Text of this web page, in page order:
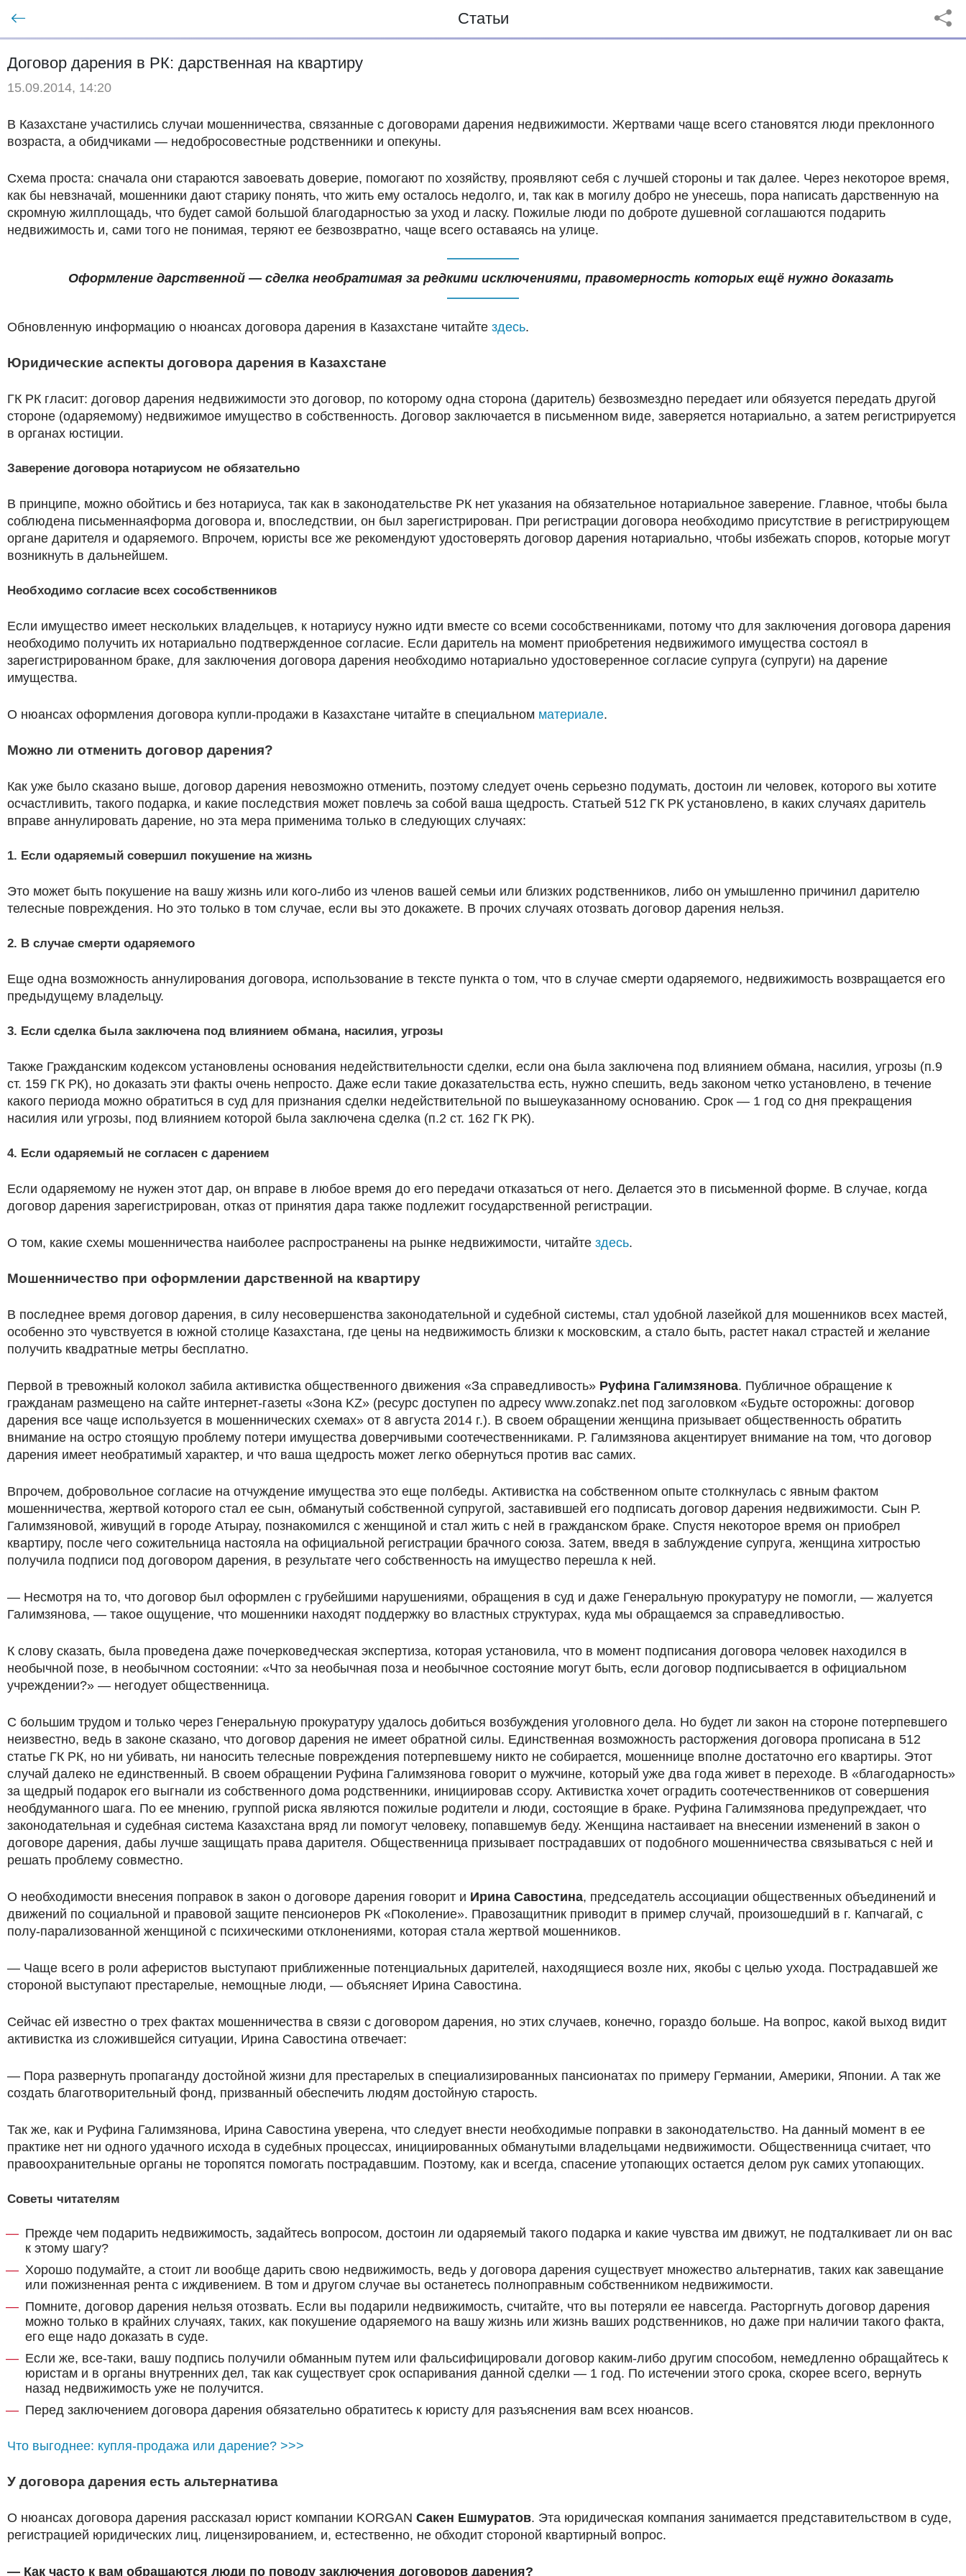
Статьи
Договор дарения в РК: дарственная на квартиру
15.09.2014, 14:20
В Казахстане участились случаи мошенничества, связанные с договорами дарения недвижимости. Жертвами чаще всего становятся люди преклонного
возраста, а обидчиками — недобросовестные родственники и опекуны.
Схема проста: сначала они стараются завоевать доверие, помогают по хозяйству, проявляют себя с лучшей стороны и так далее. Через некоторое время,
как бы невзначай, мошенники дают старику понять, что жить ему осталось недолго, и, так как в могилу добро не унесешь, пора написать дарственную на
скромную жилплощадь, что будет самой большой благодарностью за уход и ласку. Пожилые люди по доброте душевной соглашаются подарить
недвижимость и, сами того не понимая, теряют ее безвозвратно, чаще всего оставаясь на улице.
Оформление дарственной — сделка необратимая за редкими исключениями, правомерность которых ещё нужно доказать
Обновленную информацию о нюансах договора дарения в Казахстане читайте здесь.
Юридические аспекты договора дарения в Казахстане
ГК РК гласит: договор дарения недвижимости это договор, по которому одна сторона (даритель) безвозмездно передает или обязуется передать другой
стороне (одаряемому) недвижимое имущество в собственность. Договор заключается в письменном виде, заверяется нотариально, а затем регистрируется
в органах юстиции.
Заверение договора нотариусом не обязательно
В принципе, можно обойтись и без нотариуса, так как в законодательстве РК нет указания на обязательное нотариальное заверение. Главное, чтобы была
соблюдена письменнаяформа договора и, впоследствии, он был зарегистрирован. При регистрации договора необходимо присутствие в регистрирующем
органе дарителя и одаряемого. Впрочем, юристы все же рекомендуют удостоверять договор дарения нотариально, чтобы избежать споров, которые могут
возникнуть в дальнейшем.
Необходимо согласие всех сособственников
Если имущество имеет нескольких владельцев, к нотариусу нужно идти вместе со всеми сособственниками, потому что для заключения договора дарения
необходимо получить их нотариально подтвержденное согласие. Если даритель на момент приобретения недвижимого имущества состоял в
зарегистрированном браке, для заключения договора дарения необходимо нотариально удостоверенное согласие супруга (супруги) на дарение
имущества.
О нюансах оформления договора купли-продажи в Казахстане читайте в специальном материале.
Можно ли отменить договор дарения?
Как уже было сказано выше, договор дарения невозможно отменить, поэтому следует очень серьезно подумать, достоин ли человек, которого вы хотите
осчастливить, такого подарка, и какие последствия может повлечь за собой ваша щедрость. Статьей 512 ГК РК установлено, в каких случаях даритель
вправе аннулировать дарение, но эта мера применима только в следующих случаях:
1. Если одаряемый совершил покушение на жизнь
Это может быть покушение на вашу жизнь или кого-либо из членов вашей семьи или близких родственников, либо он умышленно причинил дарителю
телесные повреждения. Но это только в том случае, если вы это докажете. В прочих случаях отозвать договор дарения нельзя.
2. В случае смерти одаряемого
Еще одна возможность аннулирования договора, использование в тексте пункта о том, что в случае смерти одаряемого, недвижимость возвращается его
предыдущему владельцу.
3. Если сделка была заключена под влиянием обмана, насилия, угрозы
Также Гражданским кодексом установлены основания недействительности сделки, если она была заключена под влиянием обмана, насилия, угрозы (п.9
ст. 159 ГК РК), но доказать эти факты очень непросто. Даже если такие доказательства есть, нужно спешить, ведь законом четко установлено, в течение
какого периода можно обратиться в суд для признания сделки недействительной по вышеуказанному основанию. Срок — 1 год со дня прекращения
насилия или угрозы, под влиянием которой была заключена сделка (п.2 ст. 162 ГК РК).
4. Если одаряемый не согласен с дарением
Если одаряемому не нужен этот дар, он вправе в любое время до его передачи отказаться от него. Делается это в письменной форме. В случае, когда
договор дарения зарегистрирован, отказ от принятия дара также подлежит государственной регистрации.
О том, какие схемы мошенничества наиболее распространены на рынке недвижимости, читайте здесь.
Мошенничество при оформлении дарственной на квартиру
В последнее время договор дарения, в силу несовершенства законодательной и судебной системы, стал удобной лазейкой для мошенников всех мастей,
особенно это чувствуется в южной столице Казахстана, где цены на недвижимость близки к московским, а стало быть, растет накал страстей и желание
получить квадратные метры бесплатно.
Первой в тревожный колокол забила активистка общественного движения «За справедливость» Руфина Галимзянова. Публичное обращение к
гражданам размещено на сайте интернет-газеты «Зона KZ» (ресурс доступен по адресу www.zonakz.net под заголовком «Будьте осторожны: договор
дарения все чаще используется в мошеннических схемах» от 8 августа 2014 г.). В своем обращении женщина призывает общественность обратить
внимание на остро стоящую проблему потери имущества доверчивыми соотечественниками. Р. Галимзянова акцентирует внимание на том, что договор
дарения имеет необратимый характер, и что ваша щедрость может легко обернуться против вас самих.
Впрочем, добровольное согласие на отчуждение имущества это еще полбеды. Активистка на собственном опыте столкнулась с явным фактом
мошенничества, жертвой которого стал ее сын, обманутый собственной супругой, заставившей его подписать договор дарения недвижимости. Сын Р.
Галимзяновой, живущий в городе Атырау, познакомился с женщиной и стал жить с ней в гражданском браке. Спустя некоторое время он приобрел
квартиру, после чего сожительница настояла на официальной регистрации брачного союза. Затем, введя в заблуждение супруга, женщина хитростью
получила подписи под договором дарения, в результате чего собственность на имущество перешла к ней.
— Несмотря на то, что договор был оформлен с грубейшими нарушениями, обращения в суд и даже Генеральную прокуратуру не помогли, — жалуется
Галимзянова, — такое ощущение, что мошенники находят поддержку во властных структурах, куда мы обращаемся за справедливостью.
К слову сказать, была проведена даже почерковедческая экспертиза, которая установила, что в момент подписания договора человек находился в
необычной позе, в необычном состоянии: «Что за необычная поза и необычное состояние могут быть, если договор подписывается в официальном
учреждении?» — негодует общественница.
С большим трудом и только через Генеральную прокуратуру удалось добиться возбуждения уголовного дела. Но будет ли закон на стороне потерпевшего
неизвестно, ведь в законе сказано, что договор дарения не имеет обратной силы. Единственная возможность расторжения договора прописана в 512
статье ГК РК, но ни убивать, ни наносить телесные повреждения потерпевшему никто не собирается, мошеннице вполне достаточно его квартиры. Этот
случай далеко не единственный. В своем обращении Руфина Галимзянова говорит о мужчине, который уже два года живет в переходе. В «благодарность»
за щедрый подарок его выгнали из собственного дома родственники, инициировав ссору. Активистка хочет оградить соотечественников от совершения
необдуманного шага. По ее мнению, группой риска являются пожилые родители и люди, состоящие в браке. Руфина Галимзянова предупреждает, что
законодательная и судебная система Казахстана вряд ли помогут человеку, попавшемув беду. Женщина настаивает на внесении изменений в закон о
договоре дарения, дабы лучше защищать права дарителя. Общественница призывает пострадавших от подобного мошенничества связываться с ней и
решать проблему совместно.
О необходимости внесения поправок в закон о договоре дарения говорит и Ирина Савостина, председатель ассоциации общественных объединений и
движений по социальной и правовой защите пенсионеров РК «Поколение». Правозащитник приводит в пример случай, произошедший в г. Капчагай, с
полу-парализованной женщиной с психическими отклонениями, которая стала жертвой мошенников.
— Чаще всего в роли аферистов выступают приближенные потенциальных дарителей, находящиеся возле них, якобы с целью ухода. Пострадавшей же
стороной выступают престарелые, немощные люди, — объясняет Ирина Савостина.
Сейчас ей известно о трех фактах мошенничества в связи с договором дарения, но этих случаев, конечно, гораздо больше. На вопрос, какой выход видит
активистка из сложившейся ситуации, Ирина Савостина отвечает:
— Пора развернуть пропаганду достойной жизни для престарелых в специализированных пансионатах по примеру Германии, Америки, Японии. А так же
создать благотворительный фонд, призванный обеспечить людям достойную старость.
Так же, как и Руфина Галимзянова, Ирина Савостина уверена, что следует внести необходимые поправки в законодательство. На данный момент в ее
практике нет ни одного удачного исхода в судебных процессах, инициированных обманутыми владельцами недвижимости. Общественница считает, что
правоохранительные органы не торопятся помогать пострадавшим. Поэтому, как и всегда, спасение утопающих остается делом рук самих утопающих.
Советы читателям
Прежде чем подарить недвижимость, задайтесь вопросом, достоин ли одаряемый такого подарка и какие чувства им движут, не подталкивает ли он вас
к этому шагу?
Хорошо подумайте, а стоит ли вообще дарить свою недвижимость, ведь у договора дарения существует множество альтернатив, таких как завещание
или пожизненная рента с иждивением. В том и другом случае вы останетесь полноправным собственником недвижимости.
Помните, договор дарения нельзя отозвать. Если вы подарили недвижимость, считайте, что вы потеряли ее навсегда. Расторгнуть договор дарения
можно только в крайних случаях, таких, как покушение одаряемого на вашу жизнь или жизнь ваших родственников, но даже при наличии такого факта,
его еще надо доказать в суде.
Если же, все-таки, вашу подпись получили обманным путем или фальсифицировали договор каким-либо другим способом, немедленно обращайтесь к
юристам и в органы внутренних дел, так как существует срок оспаривания данной сделки — 1 год. По истечении этого срока, скорее всего, вернуть
назад недвижимость уже не получится.
Перед заключением договора дарения обязательно обратитесь к юристу для разъяснения вам всех нюансов.
Что выгоднее: купля-продажа или дарение? >>>
У договора дарения есть альтернатива
О нюансах договора дарения рассказал юрист компании KORGAN Сакен Ешмуратов. Эта юридическая компания занимается представительством в суде,
регистрацией юридических лиц, лицензированием, и, естественно, не обходит стороной квартирный вопрос.
— Как часто к вам обращаются люди по поводу заключения договоров дарения?